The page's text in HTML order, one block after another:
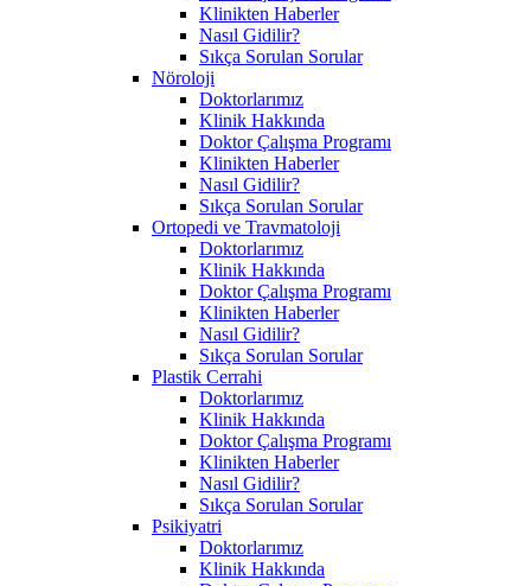
Klinikten Haberler
Nasıl Gidilir?
Sıkça Sorulan Sorular
Nöroloji
Doktorlarımız
Klinik Hakkında
Doktor Çalışma Programı
Klinikten Haberler
Nasıl Gidilir?
Sıkça Sorulan Sorular
Ortopedi ve Travmatoloji
Doktorlarımız
Klinik Hakkında
Doktor Çalışma Programı
Klinikten Haberler
Nasıl Gidilir?
Sıkça Sorulan Sorular
Plastik Cerrahi
Doktorlarımız
Klinik Hakkında
Doktor Çalışma Programı
Klinikten Haberler
Nasıl Gidilir?
Sıkça Sorulan Sorular
Psikiyatri
Doktorlarımız
Klinik Hakkında